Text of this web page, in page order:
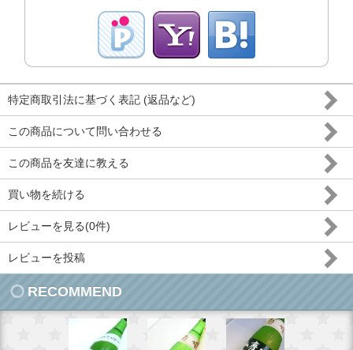
特定商取引法に基づく表記 (返品など)
この商品について問い合わせる
この商品を友達に教える
買い物を続ける
レビューを見る(0件)
レビューを投稿
RECOMMEND